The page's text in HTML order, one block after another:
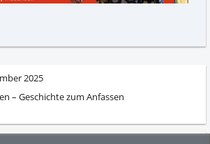
2025
– Geschichte zum Anfassen